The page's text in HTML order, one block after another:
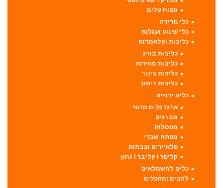
מפוח עלים
כלי מדידה
כלי שינוע ועגלות
כליבות וקלאמרות
כליבות בורג
כליבות מהירות
כליבות צינור
כליבות ריתוך
כלים ידניים
ארגז כלים מזווד
מברגים
מפסלות
מפתח שבדי
פלאיירים וצבתות
קליפר / קליבר / זחון
כלים לחשמלאים
להבים ומתכלים